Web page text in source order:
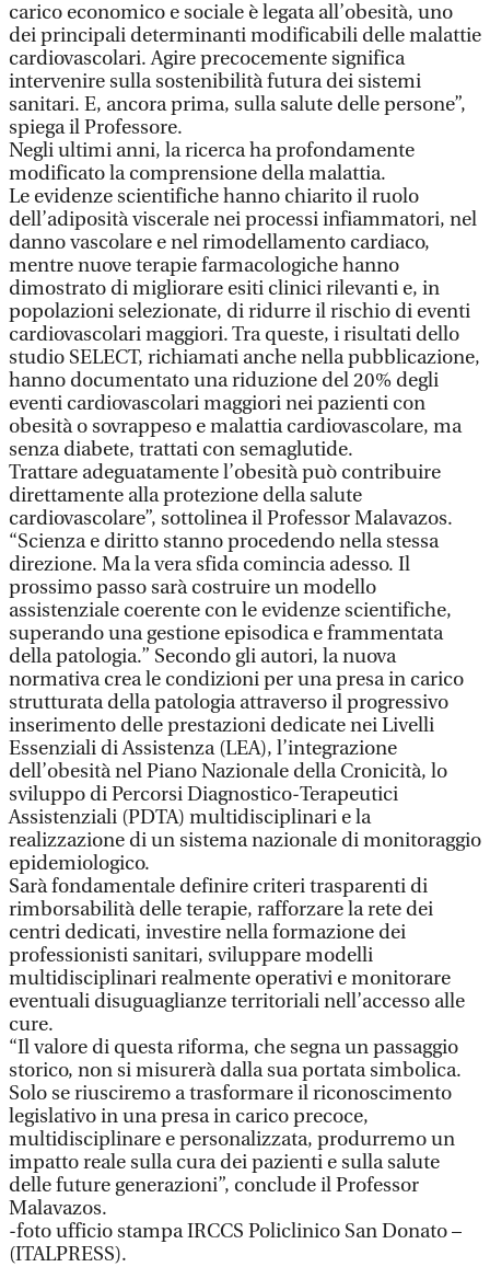
carico economico e sociale è legata all’obesità, uno
dei principali determinanti modificabili delle malattie
cardiovascolari. Agire precocemente significa
intervenire sulla sostenibilità futura dei sistemi
sanitari. E, ancora prima, sulla salute delle persone”,
spiega il Professore.
Negli ultimi anni, la ricerca ha profondamente
modificato la comprensione della malattia.
Le evidenze scientifiche hanno chiarito il ruolo
dell’adiposità viscerale nei processi infiammatori, nel
danno vascolare e nel rimodellamento cardiaco,
mentre nuove terapie farmacologiche hanno
dimostrato di migliorare esiti clinici rilevanti e, in
popolazioni selezionate, di ridurre il rischio di eventi
cardiovascolari maggiori. Tra queste, i risultati dello
studio SELECT, richiamati anche nella pubblicazione,
hanno documentato una riduzione del 20% degli
eventi cardiovascolari maggiori nei pazienti con
obesità o sovrappeso e malattia cardiovascolare, ma
senza diabete, trattati con semaglutide.
Trattare adeguatamente l’obesità può contribuire
direttamente alla protezione della salute
cardiovascolare”, sottolinea il Professor Malavazos.
“Scienza e diritto stanno procedendo nella stessa
direzione. Ma la vera sfida comincia adesso. Il
prossimo passo sarà costruire un modello
assistenziale coerente con le evidenze scientifiche,
superando una gestione episodica e frammentata
della patologia.” Secondo gli autori, la nuova
normativa crea le condizioni per una presa in carico
strutturata della patologia attraverso il progressivo
inserimento delle prestazioni dedicate nei Livelli
Essenziali di Assistenza (LEA), l’integrazione
dell’obesità nel Piano Nazionale della Cronicità, lo
sviluppo di Percorsi Diagnostico-Terapeutici
Assistenziali (PDTA) multidisciplinari e la
realizzazione di un sistema nazionale di monitoraggio
epidemiologico.
Sarà fondamentale definire criteri trasparenti di
rimborsabilità delle terapie, rafforzare la rete dei
centri dedicati, investire nella formazione dei
professionisti sanitari, sviluppare modelli
multidisciplinari realmente operativi e monitorare
eventuali disuguaglianze territoriali nell’accesso alle
cure.
“Il valore di questa riforma, che segna un passaggio
storico, non si misurerà dalla sua portata simbolica.
Solo se riusciremo a trasformare il riconoscimento
legislativo in una presa in carico precoce,
multidisciplinare e personalizzata, produrremo un
impatto reale sulla cura dei pazienti e sulla salute
delle future generazioni”, conclude il Professor
Malavazos.
-foto ufficio stampa IRCCS Policlinico San Donato –
(ITALPRESS).